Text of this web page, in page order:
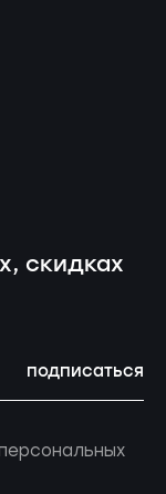
скидках
подписаться